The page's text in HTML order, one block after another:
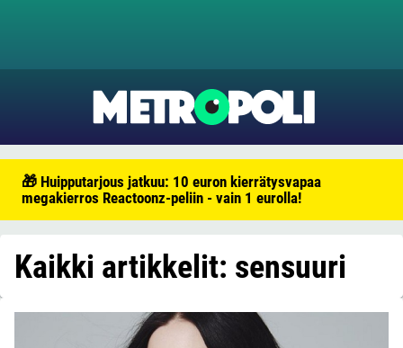
🎁 Huipputarjous jatkuu: 10 euron kierrätysvapaa
megakierros Reactoonz-peliin - vain 1 eurolla!
Kaikki artikkelit: sensuuri